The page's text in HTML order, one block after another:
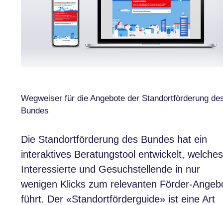
Wegweiser für die Angebote der Standortförderung
Bundes
Die Standortförderung des Bundes hat ein
interaktives Beratungstool entwickelt, welches
Interessierte und Gesuchstellende in nur
wenigen Klicks zum relevanten Förder-
führt. Der «Standortförderguide» ist eine Art